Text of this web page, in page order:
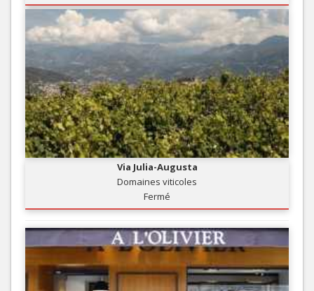
Via Julia-Augusta
Domaines viticoles
Fermé